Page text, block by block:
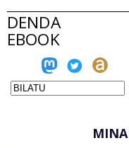
DENDA
EBOOK